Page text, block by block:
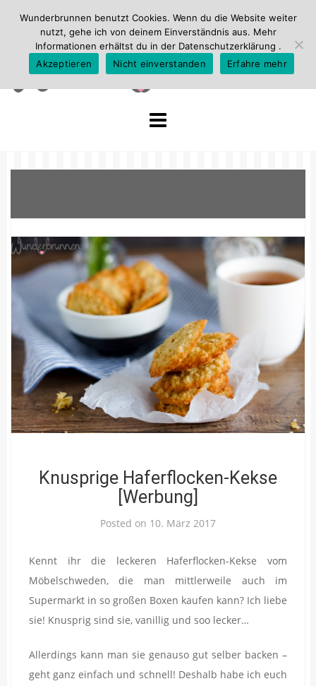
Knusprige Haferflocken-Kekse
[Werbung]
Posted on 10. März 2017
Kennt ihr die leckeren Haferflocken-Kekse vom
Möbelschweden, die man mittlerweile auch im
Supermarkt in so großen Boxen kaufen kann? Ich liebe
sie! Knusprig sind sie, vanillig und soo lecker…
Allerdings kann man sie genauso gut selber backen –
geht ganz einfach und schnell! Deshalb habe ich euch
Wunderbrunnen benutzt Cookies. Wenn du die Website weiter
nutzt, gehe ich von deinem Einverständnis aus. Mehr
Informationen erhältst du in der Datenschutzerklärung .
Akzeptieren
Nicht einverstanden Erfahre mehr